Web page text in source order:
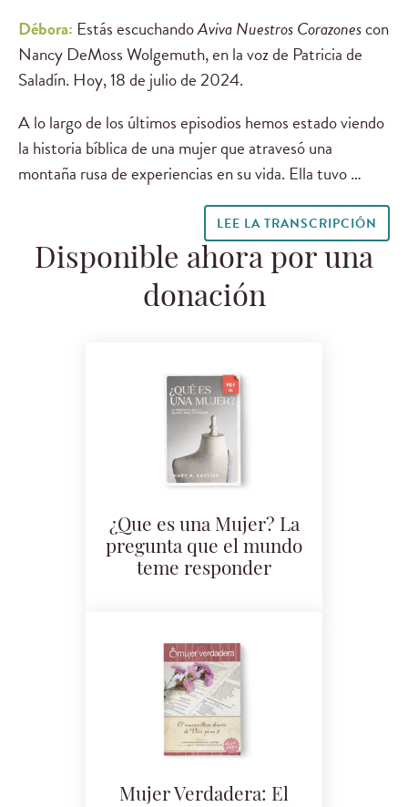
Débora: Estás escuchandoAviva Nuestros Corazonescon
Nancy DeMoss Wolgemuth, en la voz de Patricia de
Saladín. Hoy, 18 de julio de 2024.
A lo largo de los últimos episodios hemos estado viendo
la historia bíblica de una mujer que atravesó una
montaña rusa de experiencias en su vida. Ella tuvo …
LEE LA TRANSCRIPCIÓN
Disponible ahora por una
donación
¿Que es una Mujer? La
pregunta que el mundo
teme responder
Mujer Verdadera: El